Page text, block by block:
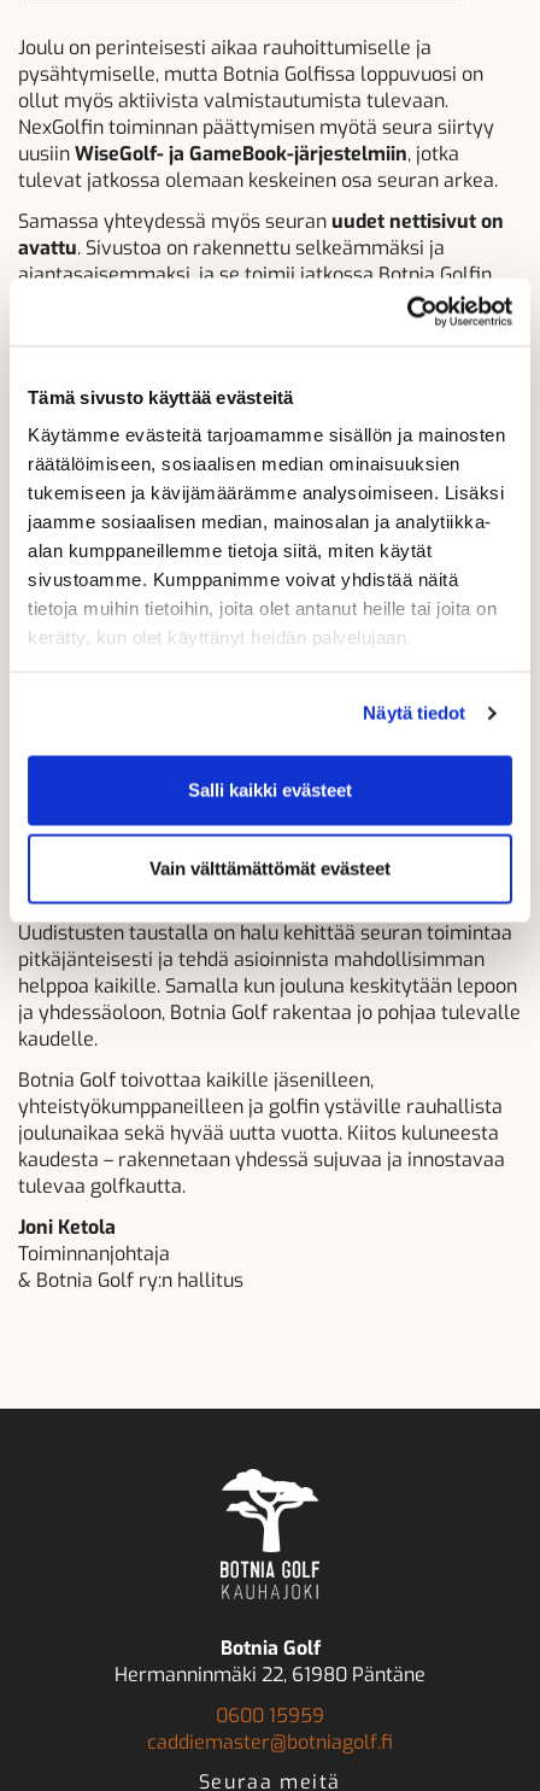
Tämä sivusto käyttää evästeitä
Käytämme evästeitä tarjoamamme sisällön ja mainosten
räätälöimiseen, sosiaalisen median ominaisuuksien
tukemiseen ja kävijämäärämme analysoimiseen. Lisäksi
jaamme sosiaalisen median, mainosalan ja analytiikka-
alan kumppaneillemme tietoja siitä, miten käytät
sivustoamme. Kumppanimme voivat yhdistää näitä
tietoja muihin tietoihin, joita olet antanut heille tai joita on
kerätty, kun olet käyttänyt heidän palvelujaan.
Näytä tiedot
Salli kaikki evästeet
Vain välttämättömät evästeet
Joulu on perinteisesti aikaa rauhoittumiselle ja
pysähtymiselle, mutta Botnia Golfissa loppuvuosi on
ollut myös aktiivista valmistautumista tulevaan.
NexGolfin toiminnan päättymisen myötä seura siirtyy
uusiinWiseGolf- ja GameBook-järjestelmiin, jotka
tulevat jatkossa olemaan keskeinen osa seuran arkea.
Samassa yhteydessä myös seuranuudet nettisivut on
avattu. Sivustoa on rakennettu selkeämmäksi ja
ajantasaisemmaksi, ja se toimii jatkossa Botnia Golfin
Sivustoa kehitetään ja päivitetään edelleen vaiheittain,
mutta jo nyt sieltä löytyy runsaasti ajankohtaista tietoa
tulevasta kaudesta, tapahtumista ja seuran toiminnasta.
Uudistusten myötä myös seuran verkkokauppa on
entistä tiiviimmin osa kokonaisuutta. Nettisivujen kautta
pääsee suoraanBotnia Golfin verkkokauppaan
voi hoitaa asioita helposti myös talvikaudella.
Verkkokauppa:
https://kauppa.botniagolf.com
, hankkia lahjakortteja ja hoitaa
Kilpailutoiminnassa siirrytään puolestaan
tulospalvelu tullaan jatkossa hoitamaan. Tavoitteena on
tehdä kilpailuihin osallistumisesta ja tulosten
Uudistusten taustalla on halu kehittää seuran toimintaa
pitkäjänteisesti ja tehdä asioinnista mahdollisimman
helppoa kaikille. Samalla kun jouluna keskitytään lepoon
ja yhdessäoloon, Botnia Golf rakentaa jo pohjaa tulevalle
kaudelle.
Botnia Golf toivottaa kaikille jäsenilleen,
yhteistyökumppaneilleen ja golfin ystäville rauhallista
joulunaikaa sekä hyvää uutta vuotta. Kiitos kuluneesta
kaudesta – rakennetaan yhdessä sujuvaa ja innostavaa
tulevaa golfkautta.
Joni Ketola
Toiminnanjohtaja
& Botnia Golf ry:n hallitus
Botnia Golf
Hermanninmäki 22, 61980 Päntäne
0600 15959
caddiemaster@botniagolf.fi
Seuraa meitä